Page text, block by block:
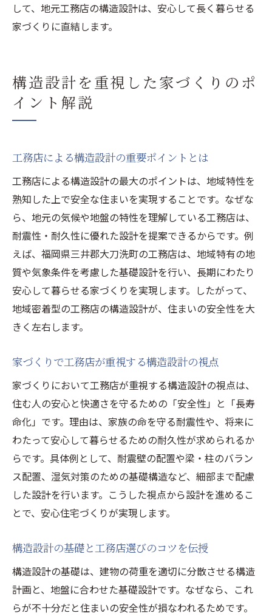
して、地元工務店の構造設計は、安心して長く暮らせる
家づくりに直結します。
構造設計を重視した家づくりのポ
イント解説
工務店による構造設計の重要ポイントとは
工務店による構造設計の最大のポイントは、地域特性を
熟知した上で安全な住まいを実現することです。なぜな
ら、地元の気候や地盤の特性を理解している工務店は、
耐震性・耐久性に優れた設計を提案できるからです。例
えば、福岡県三井郡大刀洗町の工務店は、地域特有の地
質や気象条件を考慮した基礎設計を行い、長期にわたり
安心して暮らせる家づくりを実現します。したがって、
地域密着型の工務店の構造設計が、住まいの安全性を大
きく左右します。
家づくりで工務店が重視する構造設計の視点
家づくりにおいて工務店が重視する構造設計の視点は、
住む人の安心と快適さを守るための「安全性」と「長寿
命化」です。理由は、家族の命を守る耐震性や、将来に
わたって安心して暮らせるための耐久性が求められるか
らです。具体例として、耐震壁の配置や梁・柱のバラン
ス配置、湿気対策のための基礎構造など、細部まで配慮
した設計を行います。こうした視点から設計を進めるこ
とで、安心住宅づくりが実現します。
構造設計の基礎と工務店選びのコツを伝授
構造設計の基礎は、建物の荷重を適切に分散させる構造
計画と、地盤に合わせた基礎設計です。なぜなら、これ
らが不十分だと住まいの安全性が損なわれるためです。